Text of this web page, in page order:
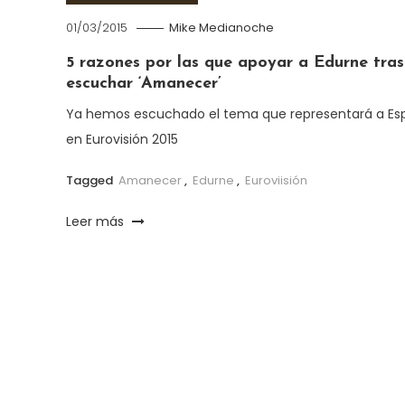
01/03/2015 Mike Medianoche
5 razones por las que apoyar a Edurne tras
escuchar ‘Amanecer’
Ya hemos escuchado el tema que representará a
en Eurovisión 2015
Tagged Amanecer, Edurne , Euroviisión
Leer más